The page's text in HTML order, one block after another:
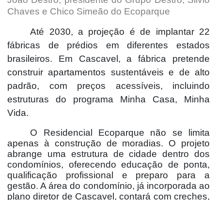
Chaves e Chico Simeão do Ecoparque
Até 2030, a projeção é de implantar 22
fábricas de prédios em diferentes estados
brasileiros. Em Cascavel, a fábrica pretende
construir apartamentos sustentáveis e de alto
padrão, com preços acessíveis, incluindo
estruturas do programa Minha Casa, Minha
Vida.
O Residencial Ecoparque não se limita
apenas à construção de moradias. O projeto
abrange uma estrutura de cidade dentro dos
condomínios, oferecendo educação de ponta,
qualificação profissional e preparo para a
gestão. A área do condomínio, já incorporada ao
plano diretor de Cascavel, contará com creches,